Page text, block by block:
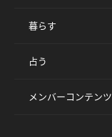
暮らす
占う
メンバーコンテンツ